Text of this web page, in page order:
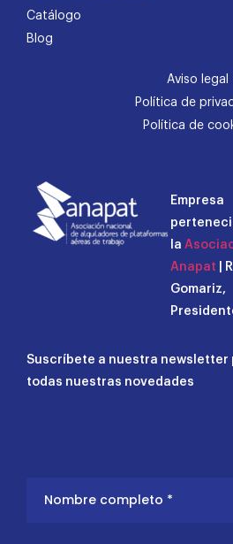
Catálogo
Blog
Aviso legal
Política de
Política de
Empresa
la
Anapat |
Gomariz,
Suscríbete a nuestra newsletter
todas nuestras novedades